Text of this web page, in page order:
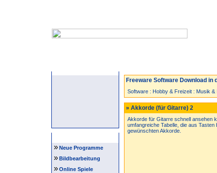
»Neue Programme
»Bildbearbeitung
»Online Spiele
Freeware Software Download in
Software : Hobby & Freizeit : Musik &
» Akkorde (für Gitarre) 2
Akkorde für Gitarre schnell ansehen
umfangreiche Tabelle, die aus
gewünschten Akkorde.